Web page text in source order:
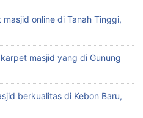
online di Tanah Tinggi,
masjid yang di Gunung
berkualitas di Kebon Baru,